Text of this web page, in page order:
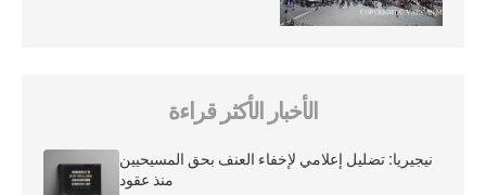
الأخبار الأكثر قراءة
نيجيريا: تضليل إعلامي لإخفاء العنف بحق المسيحيين
منذ عقود